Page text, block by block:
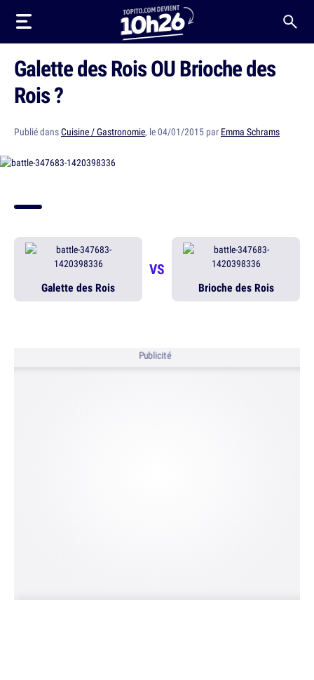
Galette des Rois OU Brioche des
Rois ?
Publié dansCuisine / Gastronomie, le 04/01/2015 par Emma Schrams
Galette des Rois
VS
Brioche des Rois
Publicité